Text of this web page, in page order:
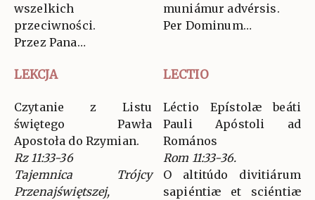
wszelkich
przeciwności.
Przez Pana…
muniámur advérsis.
Per Dominum…
LEKCJA LECTIO
Czytanie z Listu
świętego Pawła
Apostoła do Rzymian.
Rz 11:33-36
Tajemnica Trójcy
Przenajświętszej,
Léctio Epístolæ beáti
Pauli Apóstoli ad
Romános
Rom 11:33-36.
O altitúdo divitiárum
sapiéntiæ et sciéntiæ